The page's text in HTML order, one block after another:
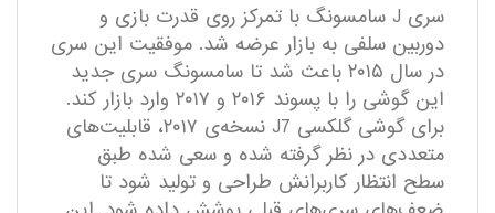
سری J سامسونگ با تمرکز روی قدرت بازی و
دوربین سلفی به بازار عرضه شد. موفقیت این سری
در سال ۲۰۱۵ باعث شد تا سامسونگ سری جدید
این گوشی را با پسوند ۲۰۱۶ و ۲۰۱۷ وارد بازار کند.
برای گوشی گلکسی J7 نسخه‌ی ۲۰۱۷، قابلیت‌های
متعددی در نظر گرفته‌ شده و سعی شده طبق
سطح انتظار کاربرانش طراحی و تولید شود تا